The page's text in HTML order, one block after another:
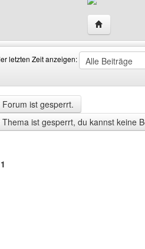
Website
letzten Zeit anzeigen:
Forum ist gesperrt.
Thema ist gesperrt, du kannst keine
1